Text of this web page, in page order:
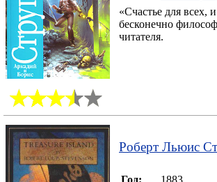
«Счастье для всех,
бесконечно
читателя.
Роберт Льюис
Год:
1883